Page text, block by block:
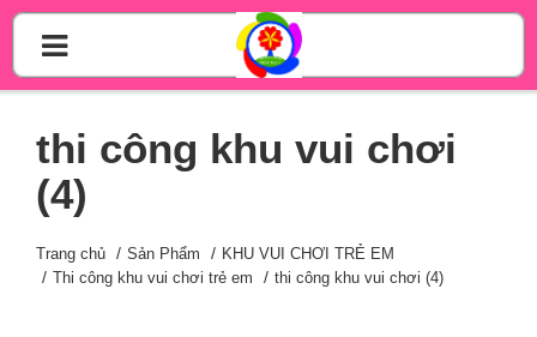
thi công khu vui chơi
(4)
Trang chủ Sản Phẩm
KHU VUI CHƠI TRẺ EM
Thi công khu vui chơi trẻ em
thi công khu vui chơi (4)